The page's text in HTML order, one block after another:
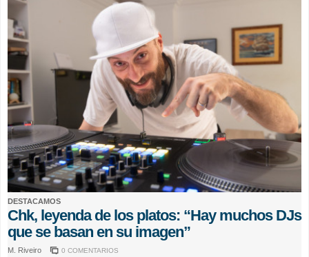
DESTACAMOS
Chk, leyenda de los platos: “Hay muchos DJs
que se basan en su imagen”
M. Riveiro 0 COMENTARIOS